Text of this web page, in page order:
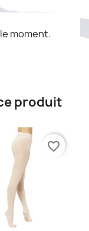
moment.
produit
favorite_border